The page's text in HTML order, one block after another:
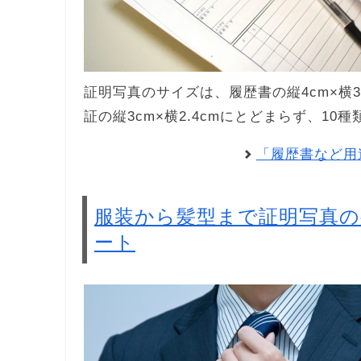
証明写真のサイズは、履歴書の縦4cm×
証の縦3cm×横2.4cmにとどまらず、10種
「履歴書など
服装から髪型まで証明写真
ート